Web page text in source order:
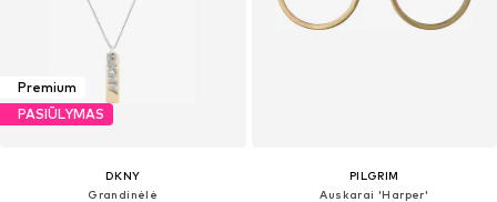
Premium
PASIŪLYMAS
DKNY
Grandinėlė
PILGRIM
Auskarai 'Harper'